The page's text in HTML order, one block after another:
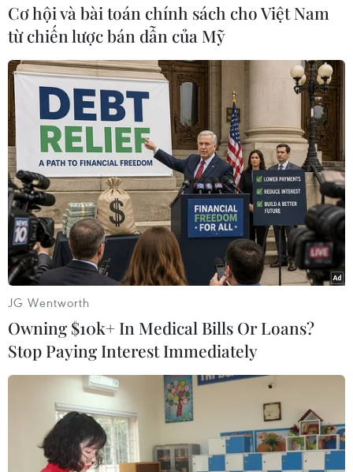
tiếp tục đàm phán hòa
bình sau cuộc gặp ở Berlin
Bộ Ngoại giao Đức đánh giá thỏa
thuận tiếp tục theo đuổi các cuộc
đàm phán là “dấu hiệu rất tốt,"
đồng thời cho biết Armenia và
Azerbaijan muốn làm việc từng
bước để hướng tới thỏa thuận hòa
bình.
(TTXVN/Vietnam+)
Cơ hội và bài toán chính sách cho Việt Nam
từ chiến lược bán dẫn của Mỹ
JG Wentworth
Owning $10k+ In Medical Bills Or Loans?
Stop Paying Interest Immediately